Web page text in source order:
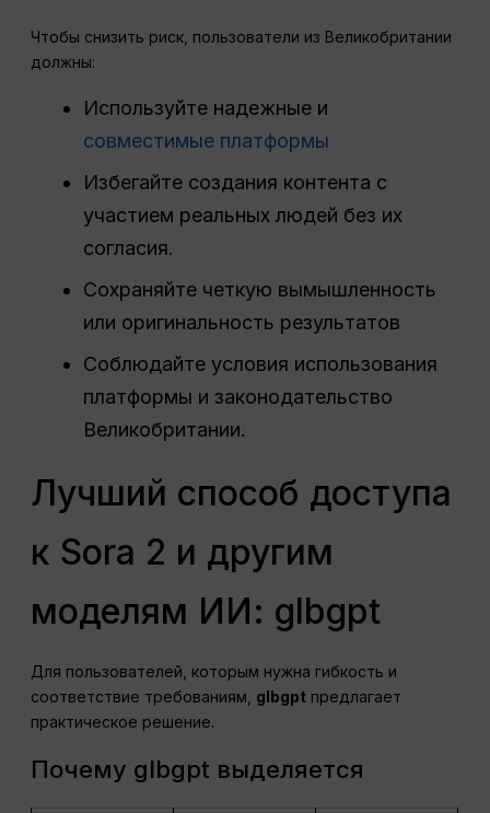
Чтобы снизить риск, пользователи из Великобритании
должны:
Используйте надежные и
совместимые платформы
Избегайте создания контента с
участием реальных людей без их
согласия.
Сохраняйте четкую вымышленность
или оригинальность результатов
Соблюдайте условия использования
платформы и законодательство
Великобритании.
Лучший способ доступа
к Sora 2 и другим
моделям ИИ: glbgpt
Для пользователей, которым нужна гибкость и
соответствие требованиям, glbgpt предлагает
практическое решение.
Почему glbgpt выделяется